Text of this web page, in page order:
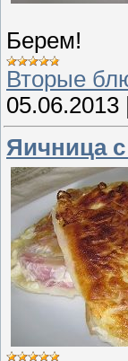
Берем!
Вторые
05.06.2013
Яичница